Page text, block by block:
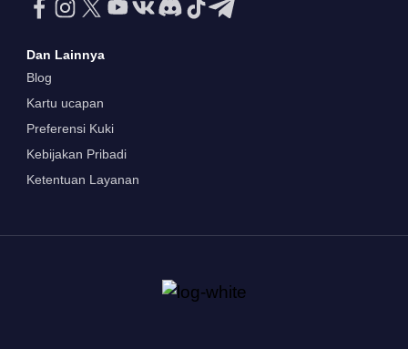
Dan Lainnya
Blog
Kartu ucapan
Preferensi Kuki
Kebijakan Pribadi
Ketentuan Layanan